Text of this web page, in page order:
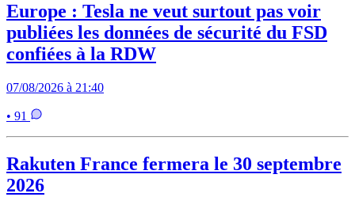
Europe : Tesla ne veut surtout pas voir
publiées les données de sécurité du FSD
confiées à la RDW
07/08/2026 à 21:40
• 91
Rakuten France fermera le 30 septembre
2026